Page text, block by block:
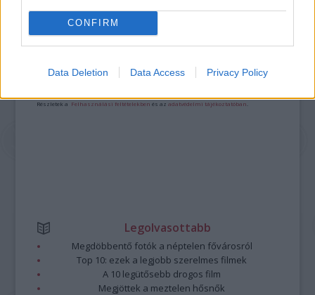
CONFIRM
Data Deletion Data Access Privacy Policy
A bejegyzés trackback címe:
https://kulturpart.hu/api/trackback/id/7866690
Kommentek:
minősülnek, értük aszolgáltatás technikaiüzemeltetője semmilyen felelősséget
Részletek a Felhasználási feltételekben és azadatvédelmi tájékoztatóban
Legolvasottabb
Megdöbbentő fotók a néptelen fővárosról
Top 10: ezek a legjobb szerelmes filmek
A 10 legütősebb drogos film
Megjöttek a meztelen hősnők